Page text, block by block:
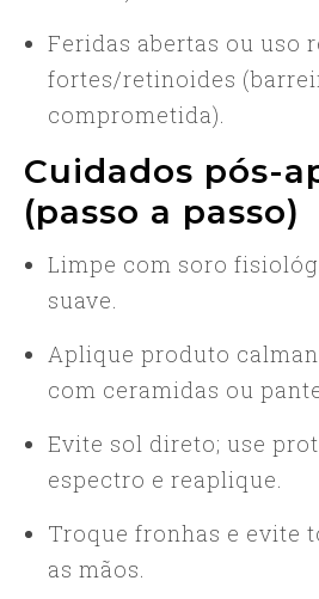
Feridas abertas ou uso
fortes/retinoides
comprometida).
Cuidados pós-
(passo a passo)
Limpe com soro
suave.
Aplique produto
com ceramidas ou
Evite sol direto; use
espectro e reaplique.
Troque fronhas e evite
as mãos.